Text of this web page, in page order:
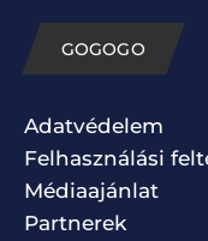
GOGOGO
Adatvédelem
Felhasználási
Médiaajánlat
Partnerek